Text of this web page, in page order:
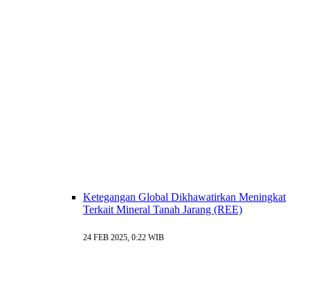
Ketegangan Global Dikhawatirkan Meningkat
Terkait Mineral Tanah Jarang (REE)
24 FEB 2025, 0:22 WIB